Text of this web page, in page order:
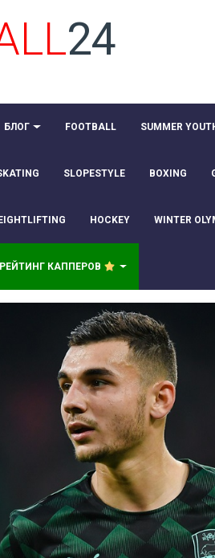
24
БЛОГ FOOTBALL SUMMER
SLOPESTYLE BOXING
HOCKEY WINTER
РЕЙТИНГ КАППЕРОВ